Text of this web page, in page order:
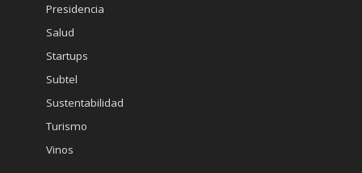
Presidencia
Salud
Startups
Subtel
Sustentabilidad
Turismo
Vinos